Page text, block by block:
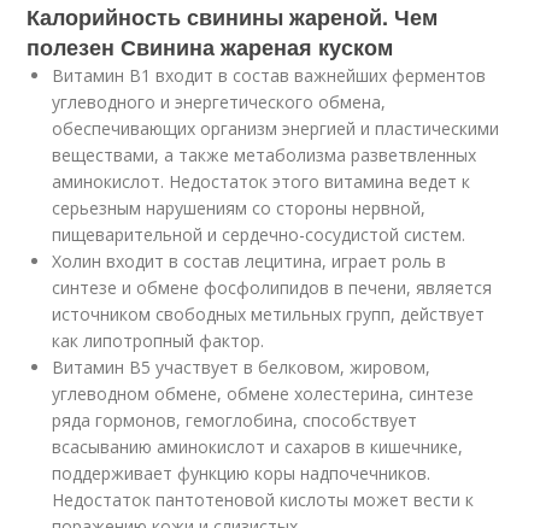
Калорийность свинины жареной. Чем
полезен Свинина жареная куском
Витамин В1 входит в состав важнейших ферментов
углеводного и энергетического обмена,
обеспечивающих организм энергией и пластическими
веществами, а также метаболизма разветвленных
аминокислот. Недостаток этого витамина ведет к
серьезным нарушениям со стороны нервной,
пищеварительной и сердечно-сосудистой систем.
Холин входит в состав лецитина, играет роль в
синтезе и обмене фосфолипидов в печени, является
источником свободных метильных групп, действует
как липотропный фактор.
Витамин В5 участвует в белковом, жировом,
углеводном обмене, обмене холестерина, синтезе
ряда гормонов, гемоглобина, способствует
всасыванию аминокислот и сахаров в кишечнике,
поддерживает функцию коры надпочечников.
Недостаток пантотеновой кислоты может вести к